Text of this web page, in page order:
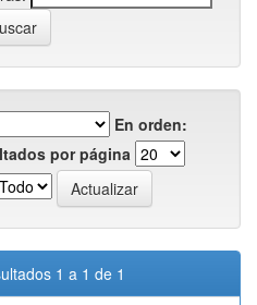
En orden:
por página
1 a 1 de 1